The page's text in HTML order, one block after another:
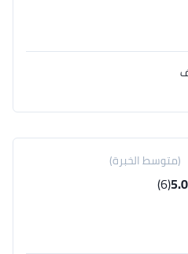
(متوسط الخبرة)
5.0
(6)